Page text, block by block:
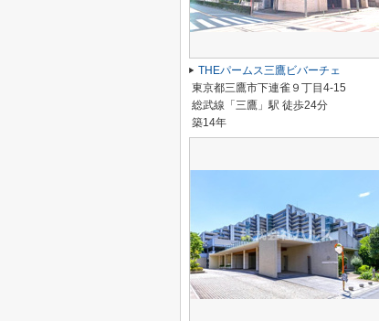
THEパームス三鷹ビバーチェ
東京都三鷹市下連雀９丁目4-15
総武線「三鷹」駅 徒歩24分
築14年